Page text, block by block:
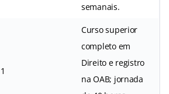
semanais.
1
Curso superior
completo em
Direito e registro
na OAB; jornada